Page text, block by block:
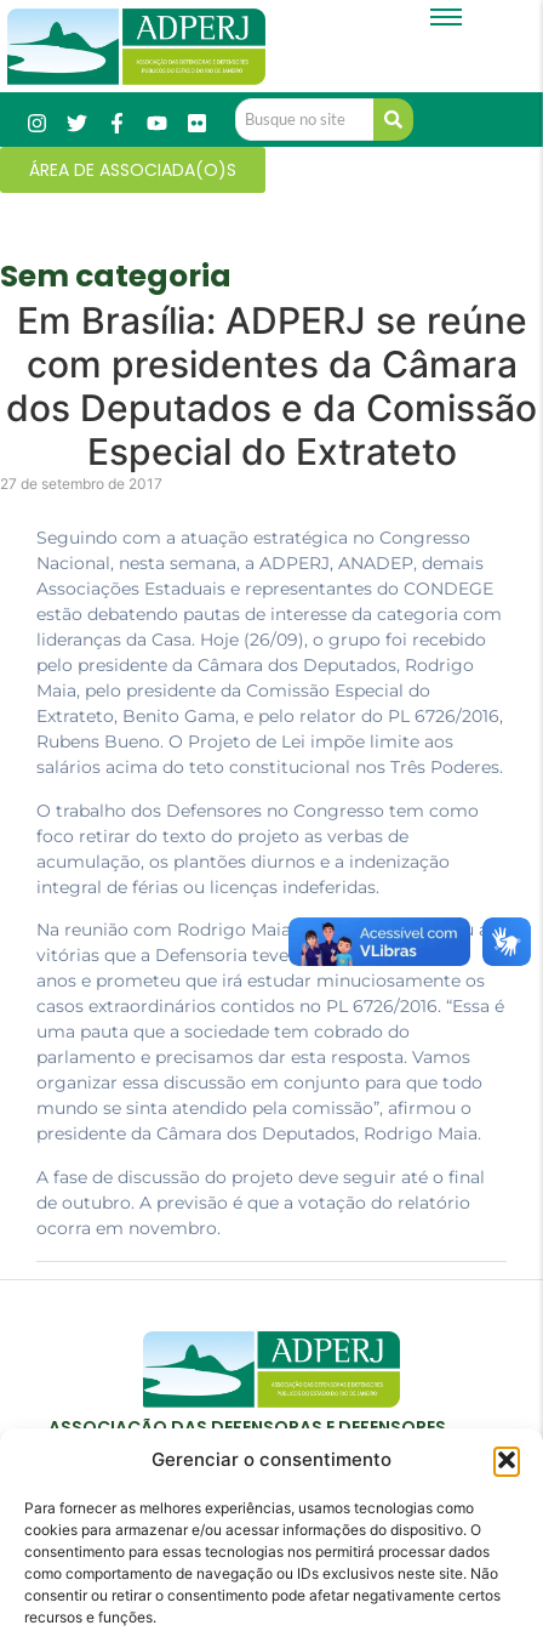
Gerenciar o consentimento
Para fornecer as melhores experiências, usamos tecnologias como
cookies para armazenar e/ou acessar informações do dispositivo. O
consentimento para essas tecnologias nos permitirá processar dados
como comportamento de navegação ou IDs exclusivos neste site. Não
consentir ou retirar o consentimento pode afetar negativamente certos
recursos e funções.
ÁREA DE ASSOCIADA(O)S
Sem categoria
Em Brasília: ADPERJ se reúne
com presidentes da Câmara
dos Deputados e da Comissão
Especial do Extrateto
27 de setembro de 2017
Seguindo com a atuação estratégica no Congresso
Nacional, nesta semana, a ADPERJ, ANADEP, demais
Associações Estaduais e representantes do CONDEGE
estão debatendo pautas de interesse da categoria com
lideranças da Casa. Hoje (26/09), o grupo foi recebido
pelo presidente da Câmara dos Deputados, Rodrigo
Maia, pelo presidente da Comissão Especial do
Extrateto, Benito Gama, e pelo relator do PL 6726/2016,
Rubens Bueno. O Projeto de Lei impõe limite aos
salários acima do teto constitucional nos Três Poderes.
O trabalho dos Defensores no Congresso tem como
foco retirar do texto do projeto as verbas de
acumulação, os plantões diurnos e a indenização
integral de férias ou licenças indeferidas.
Na reunião com Rodrigo Maia, o deputado lembrou as
vitórias que a Defensoria teve na Casa nos últimos
anos e prometeu que irá estudar minuciosamente os
casos extraordinários contidos no PL 6726/2016. “Essa é
uma pauta que a sociedade tem cobrado do
parlamento e precisamos dar esta resposta. Vamos
organizar essa discussão em conjunto para que todo
mundo se sinta atendido pela comissão”, afirmou o
presidente da Câmara dos Deputados, Rodrigo Maia.
A fase de discussão do projeto deve seguir até o final
de outubro. A previsão é que a votação do relatório
ocorra em novembro.
ASSOCIAÇÃO DAS DEFENSORAS E DEFENSORES
PÚBLICOS DO ESTADO DO RIO DE JANEIRO
Contato
adperj@adperj.com.br